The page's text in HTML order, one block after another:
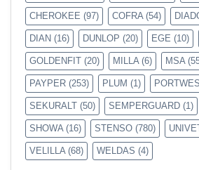
CHEROKEE (97) COFRA(54)
DIAN (16) DUNLOP (20) EGE (10)
GOLDENFIT (20) MILLA(6) MSA
PAYPER (253) PLUM (1)
SEKURALT (50) SEMPERGUARD (1)
SHOWA(16) STENSO (780)
VELILLA(68) WELDAS (4)